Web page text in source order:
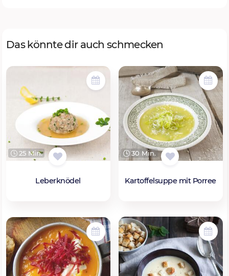
Das könnte dir auch schmecken
25 Min.
Leberknödel
30 Min.
Kartoffelsuppe mit Porree